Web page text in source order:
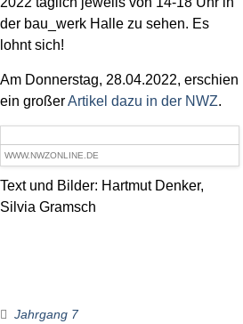
der bau_werk Halle zu sehen. Es
lohnt sich!
Am Donnerstag, 28.04.2022, erschien
ein großerArtikel dazu in der NWZ.
WWW.NWZONLINE.DE
Text und Bilder: Hartmut Denker,
Silvia Gramsch
Jahrgang 7